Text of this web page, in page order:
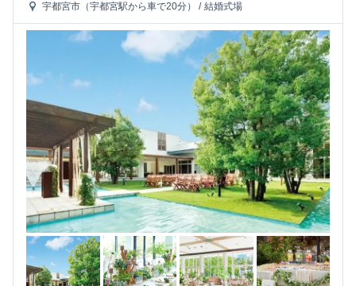
宇都宮市（宇都宮駅から車で20分） / 結婚式場